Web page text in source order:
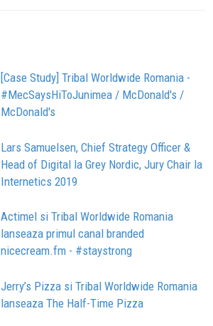
[Case Study] Tribal Worldwide Romania -
#MecSaysHiToJunimea / McDonald's /
McDonald's
Lars Samuelsen, Chief Strategy Officer &
Head of Digital la Grey Nordic, Jury Chair la
Internetics 2019
Actimel si Tribal Worldwide Romania
lanseaza primul canal branded
nicecream.fm - #staystrong
Jerry’s Pizza si Tribal Worldwide Romania
lanseaza The Half-Time Pizza